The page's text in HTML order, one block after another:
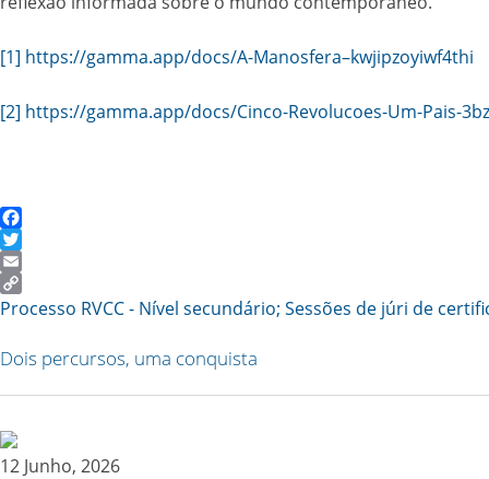
[1] https://gamma.app/docs/A-Manosfera–kwjipzoyiwf4thi
[2] https://gamma.app/docs/Cinco-Revolucoes-Um-Pais-
Facebook
Twitter
Email
Copy
Processo RVCC - Nível secundário; Sessões de júri de
Dois percursos, uma conquista
12 Junho, 2026